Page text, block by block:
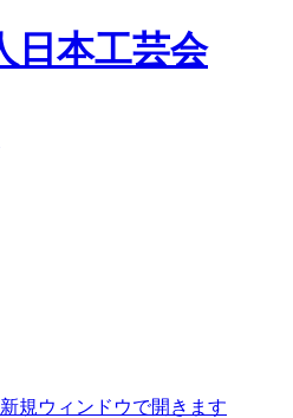
新規ウィンドウで開きます